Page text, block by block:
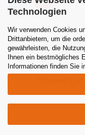
Technologien
Wir verwenden Cookies
Drittanbietern, um die
gewährleisten, die
Ihnen ein bestmögliches
Informationen finden Sie
Powered by
Shopping Cart